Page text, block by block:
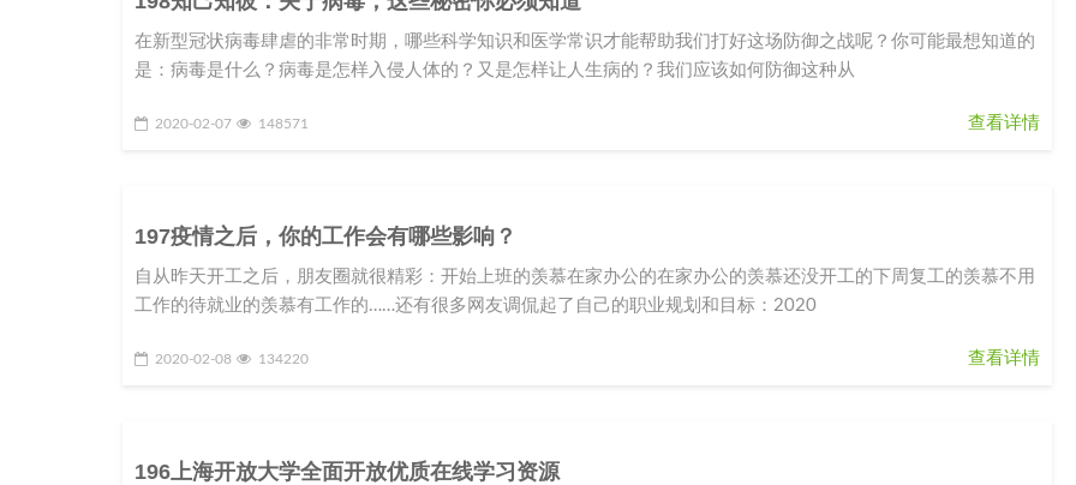
在新型冠状病毒肆虐的非常时期，哪些科学知识和医学常识才能帮助我们打好这场防御之战呢？你可能最想知道的
是：病毒是什么？病毒是怎样入侵人体的？又是怎样让人生病的？我们应该如何防御这种从
2020-02-07 148571 查看详情
197疫情之后，你的工作会有哪些影响？
自从昨天开工之后，朋友圈就很精彩：开始上班的羡慕在家办公的在家办公的羡慕还没开工的下周复工的羡慕不用
工作的待就业的羡慕有工作的……还有很多网友调侃起了自己的职业规划和目标：2020
2020-02-08 134220 查看详情
196上海开放大学全面开放优质在线学习资源